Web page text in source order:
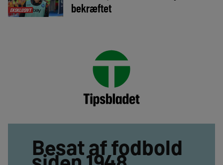
EKSKLUSIVT
bekræftet
Besat af fodbold